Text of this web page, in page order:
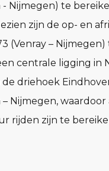
Nijmegen) te
zijn de op- en
(Venray –
centrale ligging in
driehoek Eindhoven
Nijmegen,
rijden zijn te